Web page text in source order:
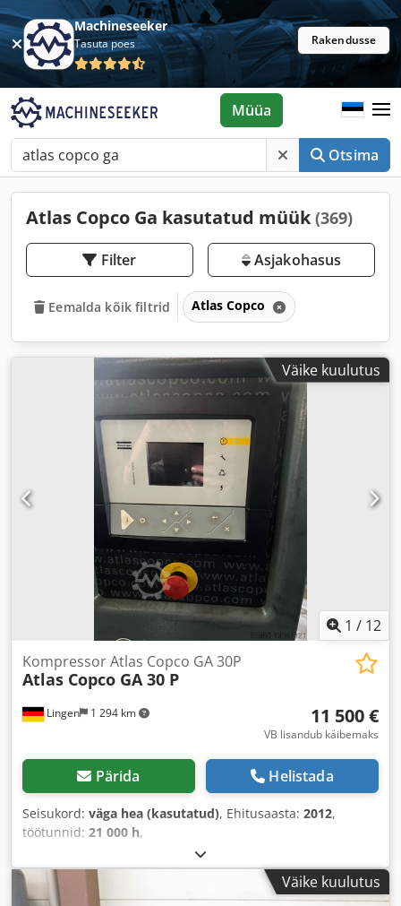
Machineseeker
Tasuta poes Rakendusse
Otsima
Müüa
Atlas Copco Ga kasutatud müük (369)
Filter Asjakohasus
Eemalda kõik filtrid Atlas Copco
Väike kuulutus
1 / 12
Lingen 1 294 km
Kompressor Atlas Copco GA 30P
Atlas Copco GA 30 P
11 500 €
VB lisandub käibemaks
Pärida Helistada
Seisukord: väga hea (kasutatud), Ehitusaasta: 2012,
töötunnid: 21 000 h,
Väike kuulutus